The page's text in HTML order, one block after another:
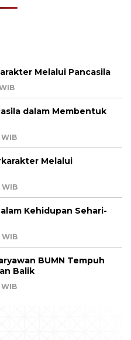
Melalui Pancasila
dalam Membentuk
Melalui
Kehidupan Sehari-
BUMN Tempuh
Balik